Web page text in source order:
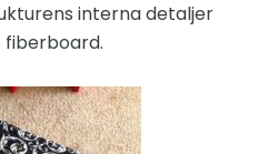
interna detaljer